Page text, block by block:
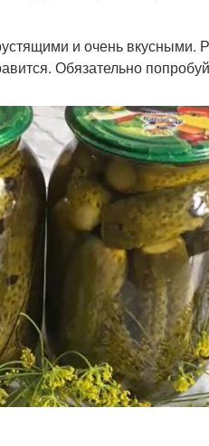
и очень вкусными.
Обязательно